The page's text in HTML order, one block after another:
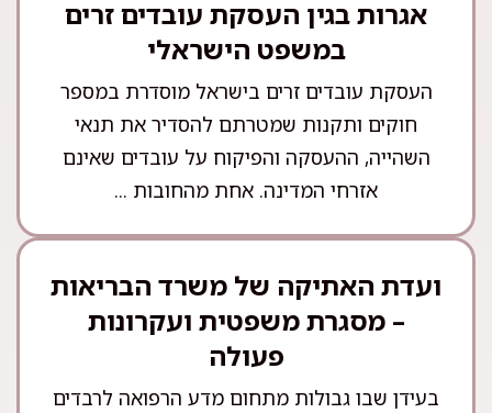
אגרות בגין העסקת עובדים זרים
במשפט הישראלי
העסקת עובדים זרים בישראל מוסדרת במספר
חוקים ותקנות שמטרתם להסדיר את תנאי
השהייה, ההעסקה והפיקוח על עובדים שאינם
אזרחי המדינה. אחת מהחובות ...
ועדת האתיקה של משרד הבריאות
– מסגרת משפטית ועקרונות
פעולה
בעידן שבו גבולות מתחום מדע הרפואה לרבדים